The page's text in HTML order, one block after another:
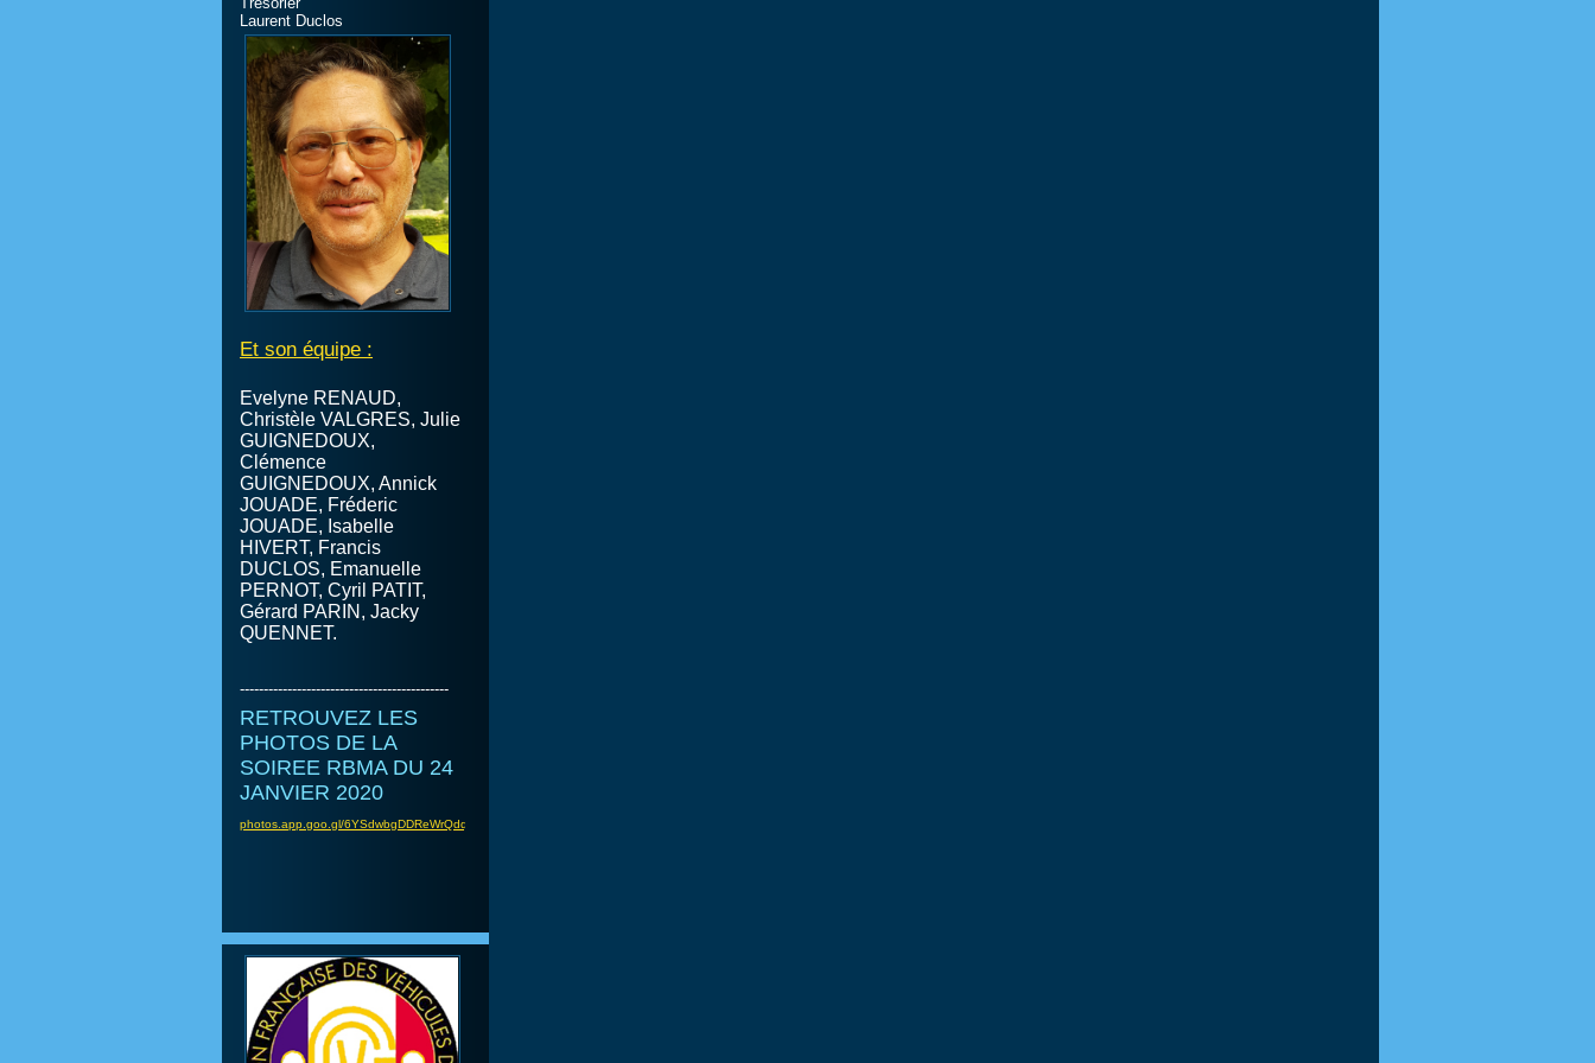
Laurent Duclos
Et son équipe :
Evelyne RENAUD,
Christèle VALGRES, Julie
GUIGNEDOUX,
Clémence
GUIGNEDOUX, Annick
JOUADE, Fréderic
JOUADE, Isabelle
HIVERT, Francis
DUCLOS, Emanuelle
PERNOT, Cyril PATIT,
Gérard PARIN, Jacky
QUENNET.
--------------------------------------------
RETROUVEZ LES
PHOTOS DE LA
SOIREE RBMA DU 24
JANVIER 2020
photos.app.goo.gl/6YSdwbgDDReWrQdq8